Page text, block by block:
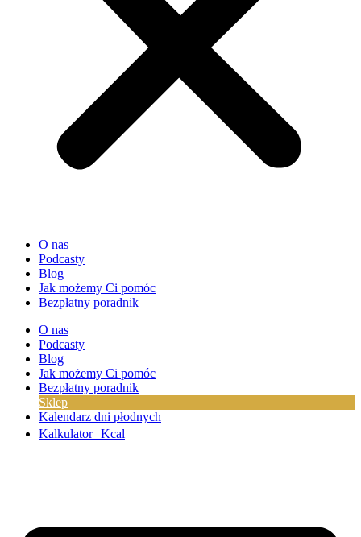
O nas
Podcasty
Blog
Jak możemy Ci pomóc
Bezpłatny poradnik
O nas
Podcasty
Blog
Jak możemy Ci pomóc
Bezpłatny poradnik
Sklep
Kalendarz dni płodnych
Kalkulator Kcal